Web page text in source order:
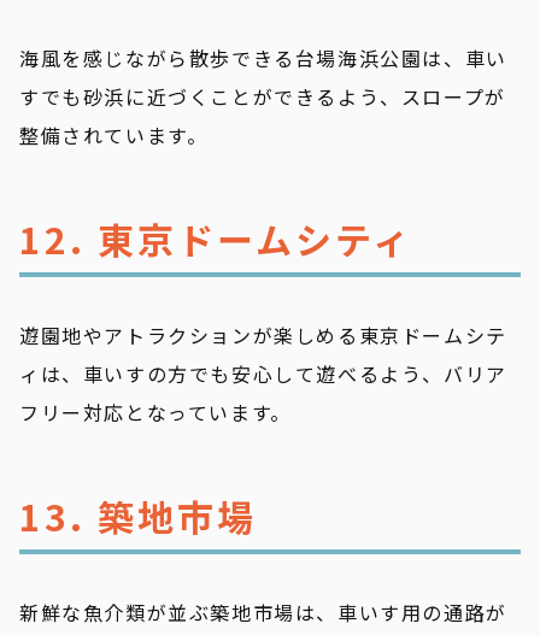
海風を感じながら散歩できる台場海浜公園は、車い
すでも砂浜に近づくことができるよう、スロープが
整備されています。
12. 東京ドームシティ
遊園地やアトラクションが楽しめる東京ドームシテ
ィは、車いすの方でも安心して遊べるよう、バリア
フリー対応となっています。
13. 築地市場
新鮮な魚介類が並ぶ築地市場は、車いす用の通路が